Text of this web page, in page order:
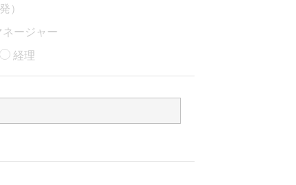
）
ージャー
経理